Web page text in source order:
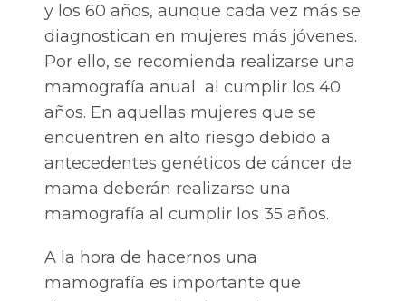
y los 60 años, aunque cada vez más se
diagnostican en mujeres más jóvenes.
Por ello, se recomienda realizarse una
mamografía anual al cumplir los 40
años. En aquellas mujeres que se
encuentren en alto riesgo debido a
antecedentes genéticos de cáncer de
mama deberán realizarse una
mamografía al cumplir los 35 años.
A la hora de hacernos una
mamografía es importante que